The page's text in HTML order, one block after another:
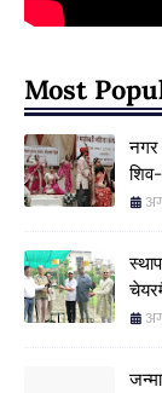
Most
नगर